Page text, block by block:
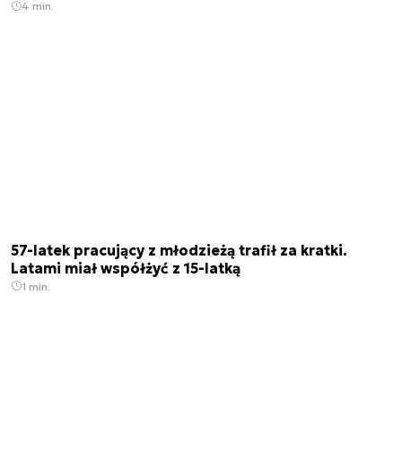
4 min.
57-latek pracujący z młodzieżą trafił za kratki.
Latami miał współżyć z 15-latką
1 min.